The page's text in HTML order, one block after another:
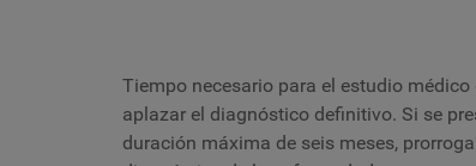
Tiempo necesario para el estudio
aplazar el diagnóstico definitivo. Si se
duración máxima de seis meses,